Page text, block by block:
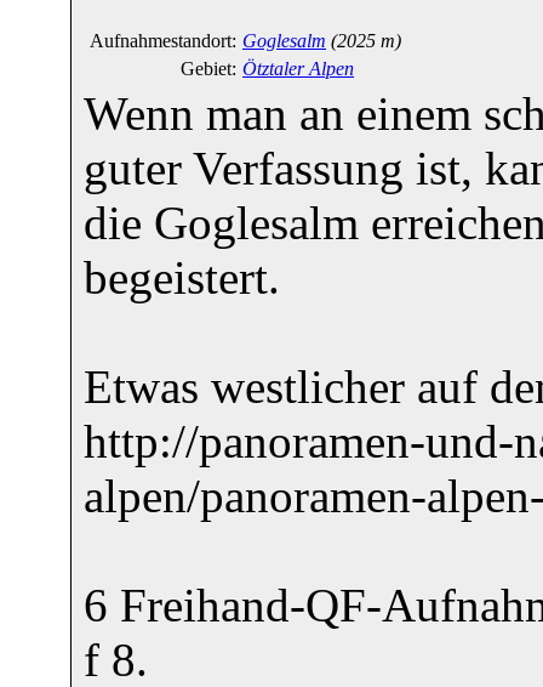
Aufnahmestandort: Goglesalm (2025 m)
Gebiet: Ötztaler Alpen
Wenn man an einem
guter Verfassung ist,
die Goglesalm
begeistert.
Etwas westlicher auf
http://panoramen-und-
alpen/panoramen-
6 Freihand-QF-
f 8.